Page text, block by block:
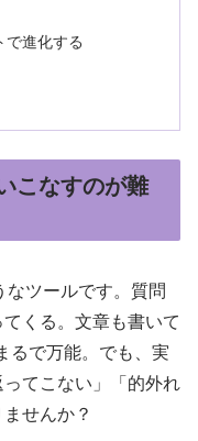
進化する
こなすのが難
ツールです。質問
くる。文章も書いて
るで万能。でも、実
てこない」「的外れ
せんか？